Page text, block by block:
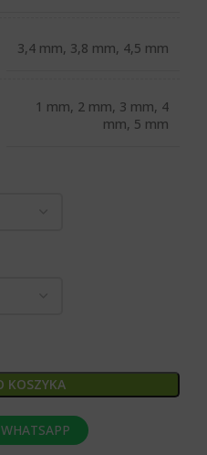
3,4 mm, 3,8 mm, 4,5 mm
1 mm, 2 mm, 3 mm, 4
mm, 5 mm
KOSZYKA